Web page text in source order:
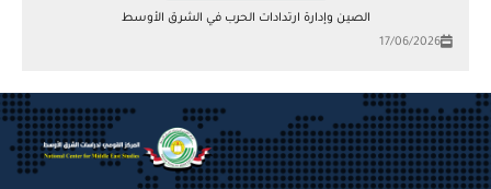
الصين وإدارة ارتدادات الحرب في الشرق الأوسط
17/06/2026